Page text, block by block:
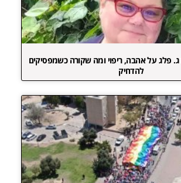
פלג על אהבה, ריפוי ומה שקורה כשמפסיקים
להדחיק